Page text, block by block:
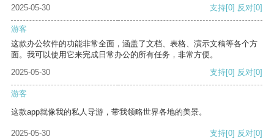
2025-05-30 支持[0] 反对[0]
游客
这款办公软件的功能非常全面，涵盖了文档、表格、演示文稿等各个方
面。我可以使用它来完成日常办公的所有任务，非常方便。
2025-05-30
支持[0] 反对[0]
游客
这款app就像我的私人导游，带我领略世界各地的美景。
2025-05-30 支持[0] 反对[0]